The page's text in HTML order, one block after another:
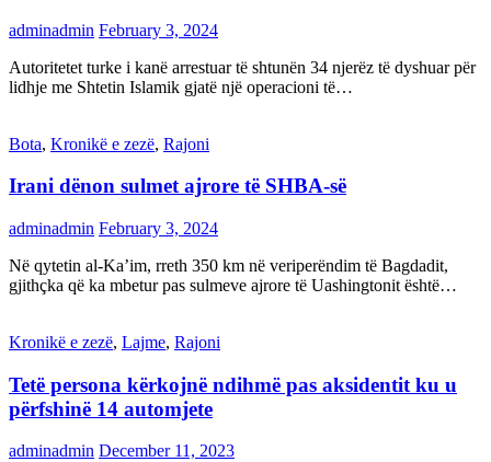
adminadmin February 3, 2024
Autoritetet turke i kanë arrestuar të shtunën 34 njerëz të dyshuar për
lidhje me Shtetin Islamik gjatë një operacioni të…
Bota, Kronikë e zezë, Rajoni
Irani dënon sulmet ajrore të SHBA-së
adminadmin February 3, 2024
Në qytetin al-Ka’im, rreth 350 km në veriperëndim të Bagdadit,
gjithçka që ka mbetur pas sulmeve ajrore të Uashingtonit është…
Kronikë e zezë, Lajme, Rajoni
Tetë persona kërkojnë ndihmë pas aksidentit ku u
përfshinë 14 automjete
adminadmin December 11, 2023